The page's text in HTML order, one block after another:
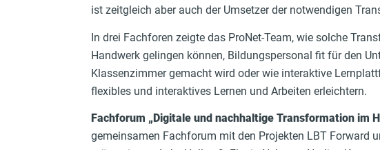
ist zeitgleich aber auch der Umsetzer der notwendigen
In drei Fachforen zeigte das ProNet-Team, wie solche
Handwerk gelingen können, Bildungspersonal fit für den
Klassenzimmer gemacht wird oder wie interaktive
flexibles und interaktives Lernen und Arbeiten erleichtern.
Fachforum „Digitale und nachhaltige Transformation im
gemeinsamen Fachforum mit den Projekten LBT Forward